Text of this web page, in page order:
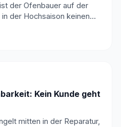
der Ofenbauer auf der
der Hochsaison keinen
Kein Kunde geht
mitten in der Reparatur,